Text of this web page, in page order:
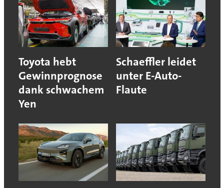
Toyota hebt
Gewinnprognose
dank schwachem
Yen
Schaeffler leidet
unter E-Auto-
Flaute